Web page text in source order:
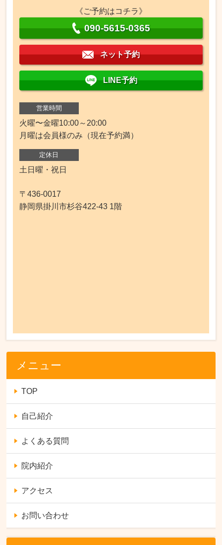
《ご予約はコチラ》
090-5615-0365
ネット予約
LINE予約
営業時間
火曜〜金曜10:00～20:00
月曜は会員様のみ（現在予約満）
定休日
土日曜・祝日
〒436-0017
静岡県掛川市杉谷422-43 1階
メニュー
TOP
自己紹介
よくある質問
院内紹介
アクセス
お問い合わせ